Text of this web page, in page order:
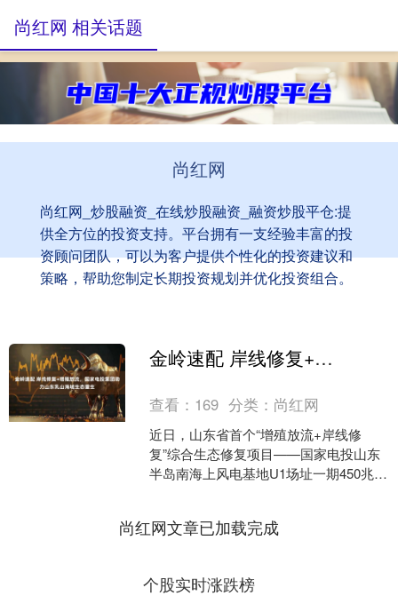
尚红网
尚红网_炒股融资_在线炒股融资_融资炒股平仓:提
供全方位的投资支持。平台拥有一支经验丰富的投
资顾问团队，可以为客户提供个性化的投资建议和
策略，帮助您制定长期投资规划并优化投资组合。
尚红网 相关话题
金岭速配 岸线修复+增殖放流，国家电投集团助力山东乳山海域生态重生
查看： 169 分类： 尚红网
近日，山东省首个“增殖放流+岸线修
复”综合生态修复项目——国家电投山东
半岛南海上风电基地U1场址一期450兆瓦
尚红网文章已加载完成
个股实时涨跌榜